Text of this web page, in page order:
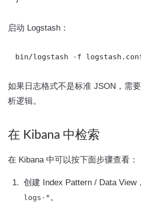
启动 Logstash：
如果日志格式不是标准 JSON，需
析逻辑。
在 Kibana 中检索
在 Kibana 中可以按下面步骤查看：
创建 Index Pattern / Data View
logs-*。